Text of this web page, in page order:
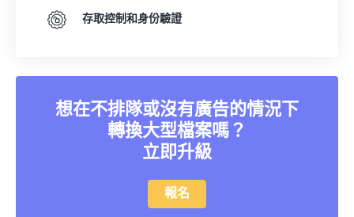
存取控制和身份驗證
想在不排隊或沒有廣告的情況下
轉換大型檔案嗎？
立即升級
報名